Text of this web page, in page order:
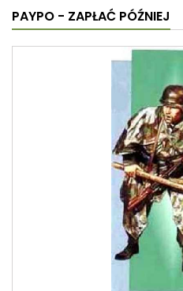
PAYPO - ZAPŁAĆ PÓŹNIEJ